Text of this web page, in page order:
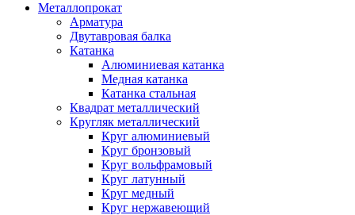
Металлопрокат
Арматура
Двутавровая балка
Катанка
Алюминиевая катанка
Медная катанка
Катанка стальная
Квадрат металлический
Кругляк металлический
Круг алюминиевый
Круг бронзовый
Круг вольфрамовый
Круг латунный
Круг медный
Круг нержавеющий